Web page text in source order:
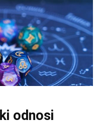
odnosi